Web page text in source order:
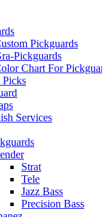
Pickguards
Pickguards
Chart For
Picks
Services
Strat
Tele
Jazz Bass
Precision Bass